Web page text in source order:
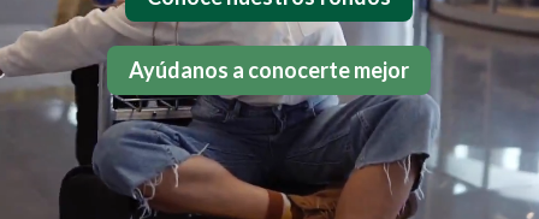
Ayúdanos a conocerte mejor